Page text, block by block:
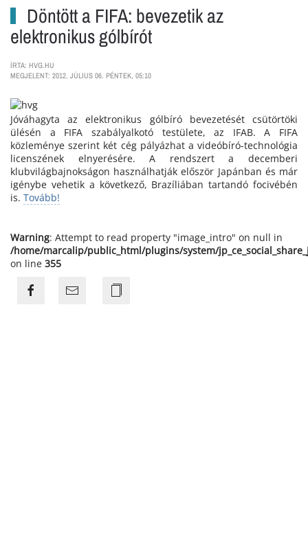
Döntött a FIFA: bevezetik az
elektronikus gólbírót
ÍRTA: HVG.HU
MEGJELENT: 2012. JÚLIUS 06. PÉNTEK, 05:10
Jóváhagyta az elektronikus gólbíró bevezetését csütörtöki
ülésén a FIFA szabályalkotó testülete, az IFAB. A FIFA
közleménye szerint két cég pályázhat a videóbíró-technológia
licenszének elnyerésére. A rendszert a decemberi
klubvilágbajnokságon használhatják először Japánban és már
igénybe vehetik a következő, Brazíliában tartandó focivébén
is. Tovább!
Warning: Attempt to read property "image_intro" on null in
/home/marcalip/public_html/plugins/system/
on line 355